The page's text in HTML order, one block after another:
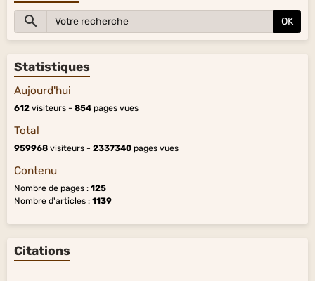
OK
Statistiques
Aujourd'hui
612 visiteurs - 854 pages vues
Total
959968 visiteurs - 2337340 pages vues
Contenu
Nombre de pages : 125
Nombre d'articles : 1139
Citations